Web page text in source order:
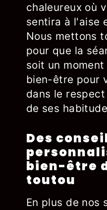
chaleureux où
sentira à l'aise
Nous mettons
pour que la
soit un
bien-être pour
dans le
de ses
Des
bien-être
toutou
En plus de nos